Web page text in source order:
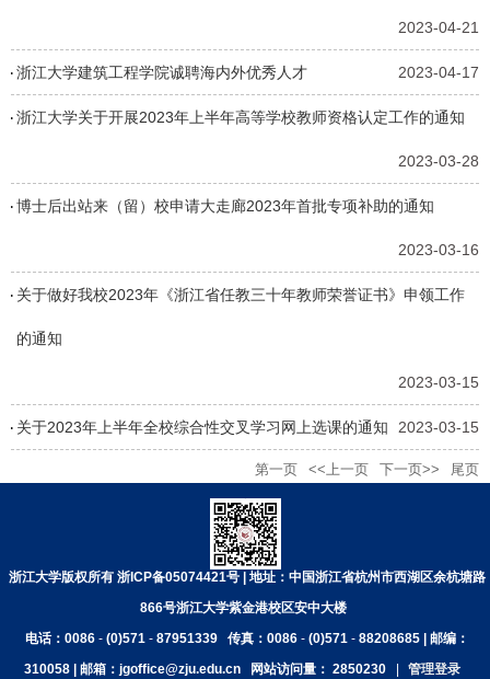
2023-04-21
浙江大学建筑工程学院诚聘海内外优秀人才 2023-04-17
浙江大学关于开展2023年上半年高等学校教师资格认定工作的通知
2023-03-28
博士后出站来（留）校申请大走廊2023年首批专项补助的通知
2023-03-16
关于做好我校2023年《浙江省任教三十年教师荣誉证书》申领工作
的通知
2023-03-15
关于2023年上半年全校综合性交叉学习网上选课的通知 2023-03-15
第一页 <<上一页 下一页>> 尾页
浙江大学版权所有 浙ICP备05074421号 | 地址：中国浙江省杭州市西湖区余杭塘路
866号浙江大学紫金港校区安中大楼
电话：0086 - (0)571 - 87951339 传真：0086 - (0)571 - 88208685 | 邮编：
310058 | 邮箱：jgoffice@zju.edu.cn
网站访问量： 2850230 管理登录